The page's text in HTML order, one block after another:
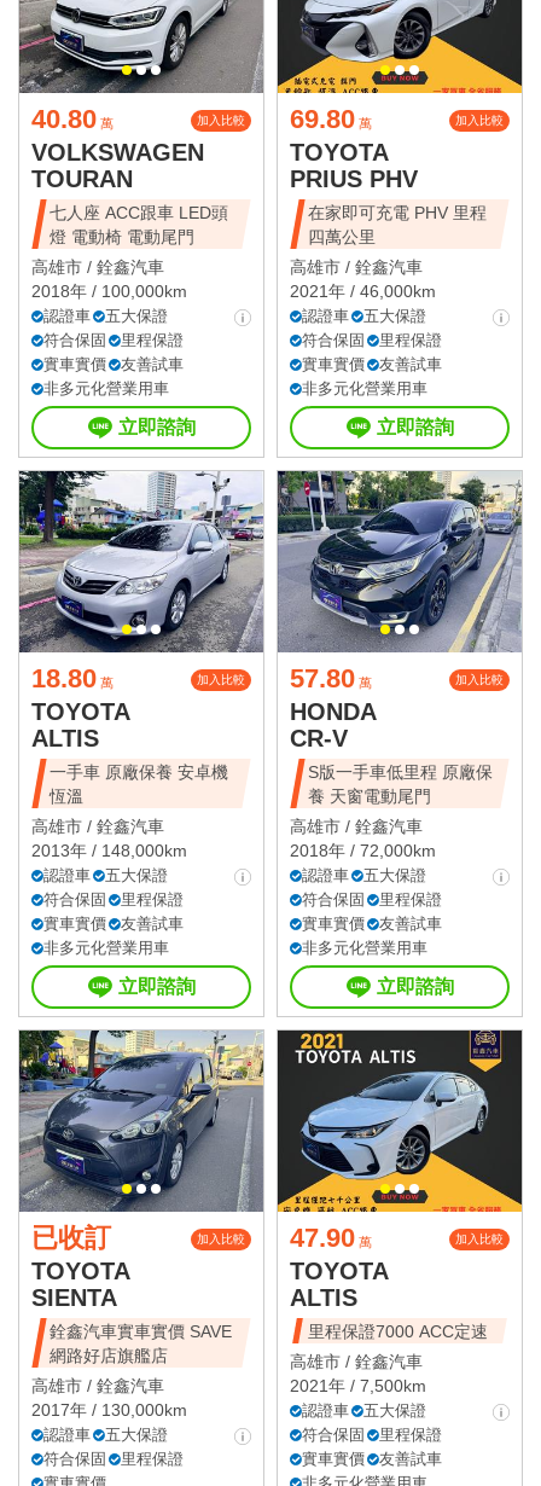
40.80 萬 加入比較
VOLKSWAGEN
TOURAN
七人座 ACC跟車 LED頭
燈 電動椅 電動尾門
高雄市 / 銓鑫汽車
2018年 / 100,000km
認證車
五大保證
符合保固
里程保證
實車實價
友善試車
非多元化營業用車
立即諮詢
69.80 萬 加入比較
TOYOTA
PRIUS PHV
在家即可充電 PHV 里程
四萬公里
高雄市 / 銓鑫汽車
2021年 / 46,000km
認證車
五大保證
符合保固
里程保證
實車實價
友善試車
非多元化營業用車
立即諮詢
18.80 萬 加入比較
TOYOTA
ALTIS
一手車 原廠保養 安卓機
恆溫
高雄市 / 銓鑫汽車
2013年 / 148,000km
認證車
五大保證
符合保固
里程保證
實車實價
友善試車
非多元化營業用車
立即諮詢
57.80 萬 加入比較
HONDA
CR-V
S版一手車低里程 原廠保
養 天窗電動尾門
高雄市 / 銓鑫汽車
2018年 / 72,000km
認證車
五大保證
符合保固
里程保證
實車實價
友善試車
非多元化營業用車
立即諮詢
已收訂 加入比較
TOYOTA
SIENTA
銓鑫汽車實車實價 SAVE
網路好店旗艦店
高雄市 / 銓鑫汽車
2017年 / 130,000km
認證車
五大保證
符合保固
里程保證
47.90 萬 加入比較
TOYOTA
ALTIS
里程保證7000 ACC定速
高雄市 / 銓鑫汽車
2021年 / 7,500km
認證車
五大保證
符合保固
里程保證
實車實價
友善試車